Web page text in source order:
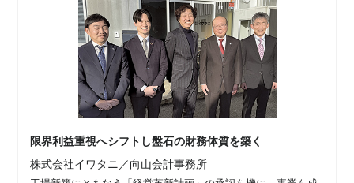
限界利益重視へシフトし盤石の財務体質を築く
株式会社イワタニ／向山会計事務所